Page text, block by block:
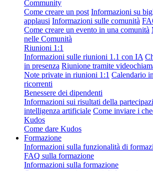
Community
Come creare un post Informazioni su
applausi Informazioni sulle comunità
Come creare un evento in una comunità
nelle Comunità
Riunioni 1:1
Informazioni sulle riunioni 1.1 con IA
in presenza Riunione tramite
Note private in riunioni 1:1 Calendario
ricorrenti
Benessere dei dipendenti
Informazioni sui risultati della
intelligenza artificiale Come inviare i
Kudos
Come dare Kudos
Formazione
Informazioni sulla funzionalità di
FAQ sulla formazione
Informazioni sulla formazione